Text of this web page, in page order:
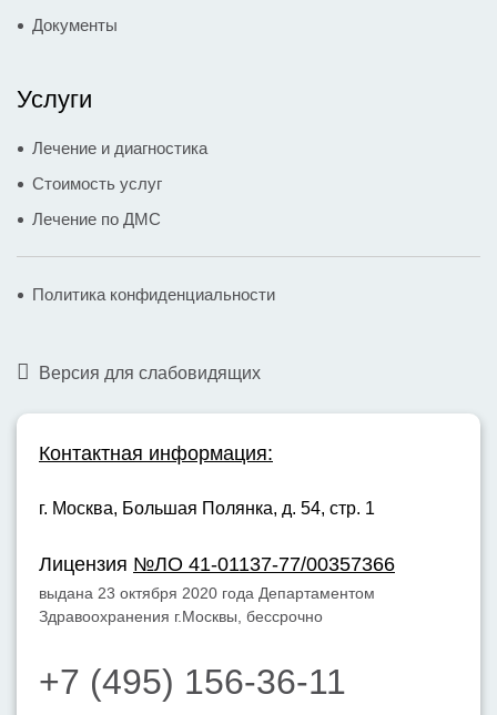
Документы
Услуги
Лечение и диагностика
Стоимость услуг
Лечение по ДМС
Политика конфиденциальности
Версия для слабовидящих
Контактная информация:
г. Москва, Большая Полянка, д. 54, стр. 1
Лицензия №ЛО 41-01137-77/00357366
выдана 23 октября 2020 года Департаментом
Здравоохранения г.Москвы, бессрочно
+7 (495) 156-36-11